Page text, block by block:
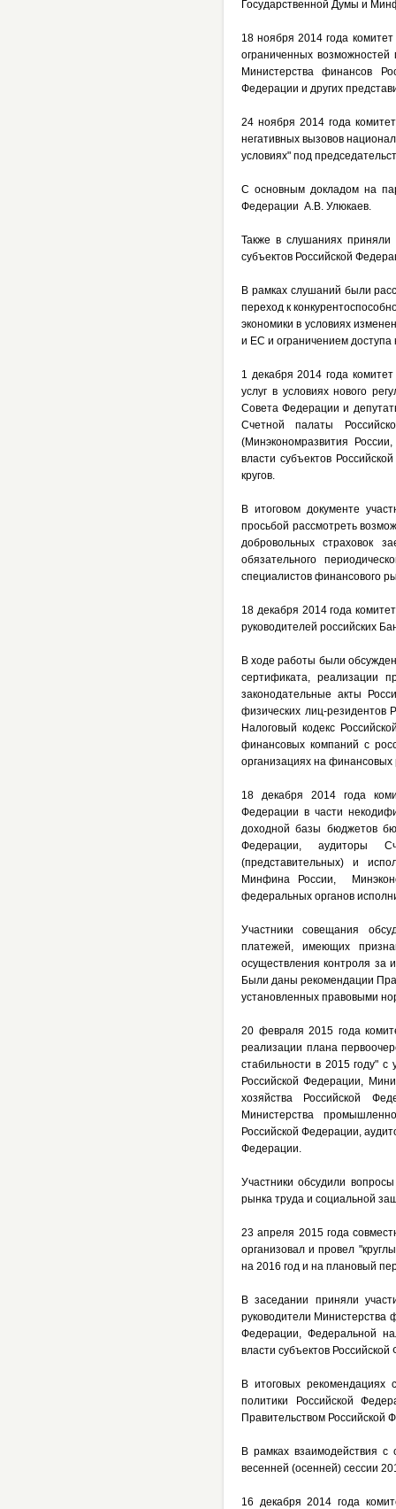
Государственной Думы и
18 ноября 2014 года
ограниченных
Министерства финансов
Федерации и других
24 ноября 2014 года
негативных вызовов
условиях" под
С основным докладом на
Федерации А.В. Улюкаев.
Также в слушаниях приняли
субъектов Российской
В рамках слушаний были
переход к
экономики в условиях
и ЕС и ограничением
1 декабря 2014 года
услуг в условиях нового
Совета Федерации и
Счетной палаты
(Минэкономразвития
власти субъектов
кругов.
В итоговом документе
просьбой рассмотреть
добровольных страховок
обязательного
специалистов финансового
18 декабря 2014 года
руководителей российских
В ходе работы были
сертификата, реализации
законодательные акты
физических лиц-
Налоговый кодекс
финансовых компаний с
организациях на финансовых
18 декабря 2014 года
Федерации в части
доходной базы бюджетов
Федерации, аудиторы
(представительных) и
Минфина России,
федеральных органов
Участники совещания
платежей, имеющих
осуществления контроля за
Были даны рекомендации
установленных правовыми
20 февраля 2015 года
реализации плана
стабильности в 2015 году"
Российской Федерации,
хозяйства Российской
Министерства
Российской Федерации,
Федерации.
Участники обсудили
рынка труда и социальной
23 апреля 2015 года
организовал и провел
на 2016 год и на плановый
В заседании приняли
руководители Министерства
Федерации, Федеральной
власти субъектов
В итоговых
политики Российской
Правительством
В рамках взаимодействия с
весенней (осенней) сессии
16 декабря 2014 года